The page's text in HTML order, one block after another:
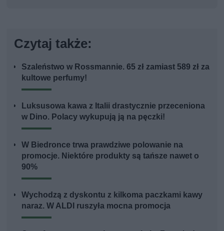
Czytaj także:
Szaleństwo w Rossmannie. 65 zł zamiast 589 zł za
kultowe perfumy!
Luksusowa kawa z Italii drastycznie przeceniona
w Dino. Polacy wykupują ją na pęczki!
W Biedronce trwa prawdziwe polowanie na
promocje. Niektóre produkty są tańsze nawet o
90%
Wychodzą z dyskontu z kilkoma paczkami kawy
naraz. W ALDI ruszyła mocna promocja